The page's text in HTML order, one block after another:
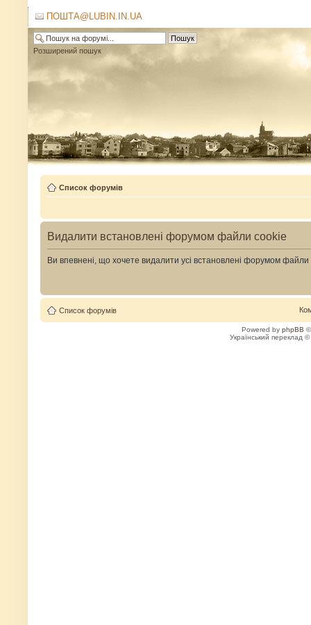
ПОШТА@LUBIN.IN.UA
Розширений пошук
Список форумів
Видалити встановлені форумом файли cookie
Ви впевнені, що хочете видалити усі встановлені форумом
Список форумів
Powered by phpBB
Український переклад